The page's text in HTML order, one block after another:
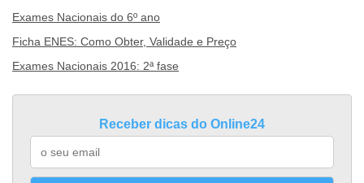
Exames Nacionais do 6º ano
Ficha ENES: Como Obter, Validade e Preço
Exames Nacionais 2016: 2ª fase
Receber dicas do Online24